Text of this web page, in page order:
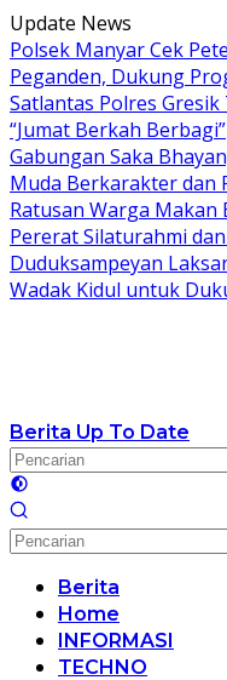
Langsung
ke
konten
Update News
Polsek Manyar Cek
Peganden, Dukung
Satlantas Polres
“Jumat Berkah Berbagi”
Gabungan Saka
Muda Berkarakter dan
Ratusan Warga Makan
Pererat Silaturahmi
Duduksampeyan
Wadak Kidul untuk
Berita Up To Date
Berita
Home
INFORMASI
TECHNO